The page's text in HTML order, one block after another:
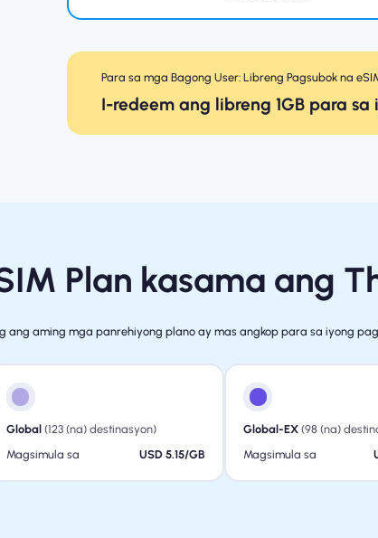
Para sa mga Bagong User: Libreng Pagsubok na
I-redeem ang libreng 1GB para sa
Plan kasama ang
ang aming mga panrehiyong plano ay mas angkop para sa iyong
Global(123 (na) destinasyon)
Magsimula sa
USD 5.15/GB
Global-EX (98 (na)
Magsimula sa